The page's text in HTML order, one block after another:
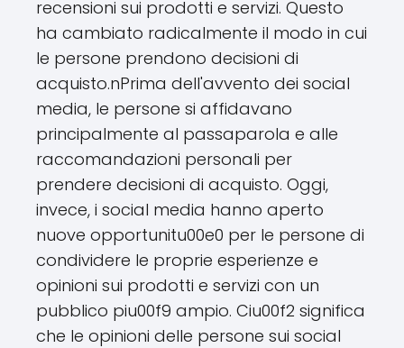
recensioni sui prodotti e servizi. Questo
ha cambiato radicalmente il modo in cui
le persone prendono decisioni di
acquisto.nPrima dell'avvento dei social
media, le persone si affidavano
principalmente al passaparola e alle
raccomandazioni personali per
prendere decisioni di acquisto. Oggi,
invece, i social media hanno aperto
nuove opportunitu00e0 per le persone di
condividere le proprie esperienze e
opinioni sui prodotti e servizi con un
pubblico piu00f9 ampio. Ciu00f2 significa
che le opinioni delle persone sui social